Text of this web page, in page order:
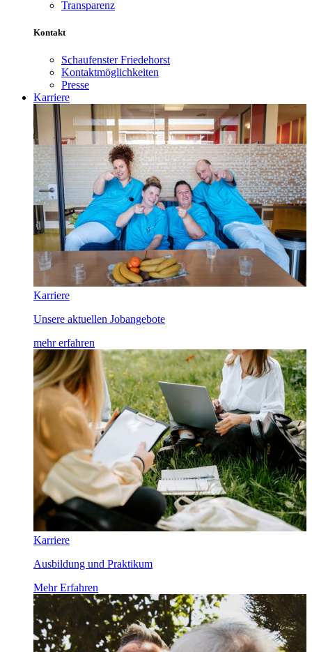
Transparenz
Kontakt
Schaufenster Friedehorst
Kontaktmöglichkeiten
Presse
Karriere
Karriere
Unsere aktuellen Jobangebote
mehr erfahren
Karriere
Ausbildung und Praktikum
Mehr Erfahren